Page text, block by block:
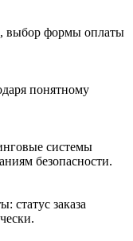
выбор формы оплаты
понятному
системы
безопасности.
статус заказа